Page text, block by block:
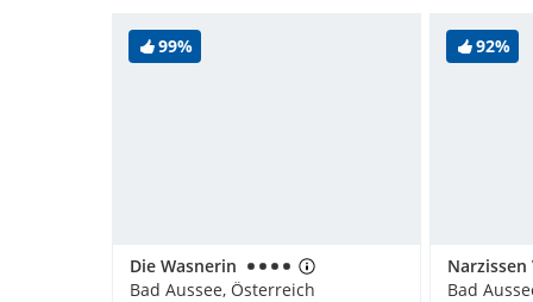
99%
Die Wasnerin
Bad Aussee, Österreich
92%
Bad